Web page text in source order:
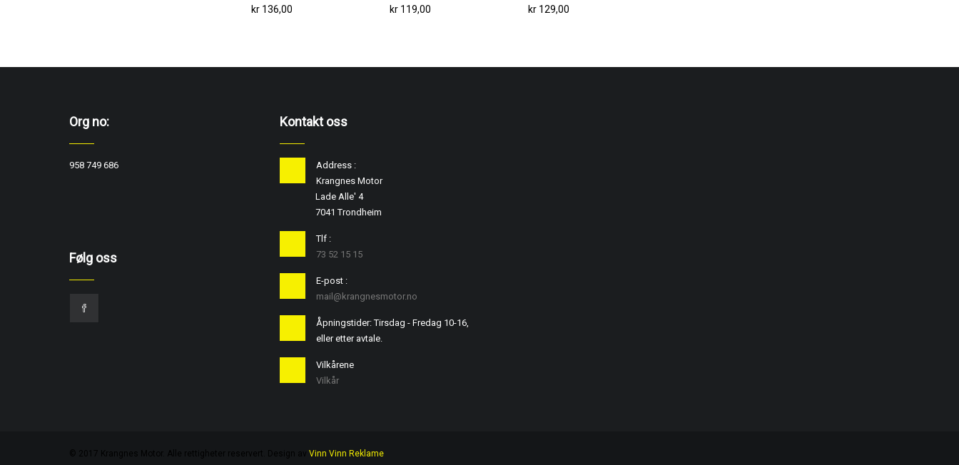
kr 136,00 kr 119,00 kr 129,00
Org no:
958 749 686
Følg oss
Kontakt oss
Address :
Krangnes Motor
Lade Alle' 4
7041 Trondheim
Tlf :
73 52 15 15
E-post :
mail@krangnesmotor.no
Åpningstider: Tirsdag - Fredag 10-16,
eller etter avtale.
Vilkårene
Vilkår
© 2017 Krangnes Motor. Alle rettigheter reservert. Design av Vinn Vinn Reklame